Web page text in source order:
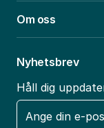
Om oss
Nyhetsbrev
Håll dig
E-
post